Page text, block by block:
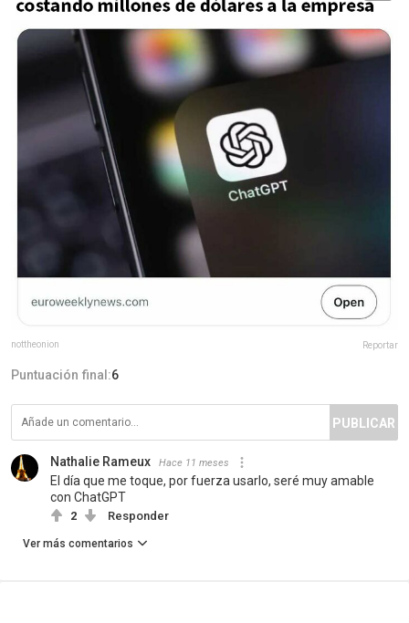
nottheonion Reportar
Puntuación final:6
PUBLICAR
Nathalie Rameux Hace 11 meses
El día que me toque, por fuerza usarlo, seré muy amable
con ChatGPT
2 Responder
Ver más comentarios